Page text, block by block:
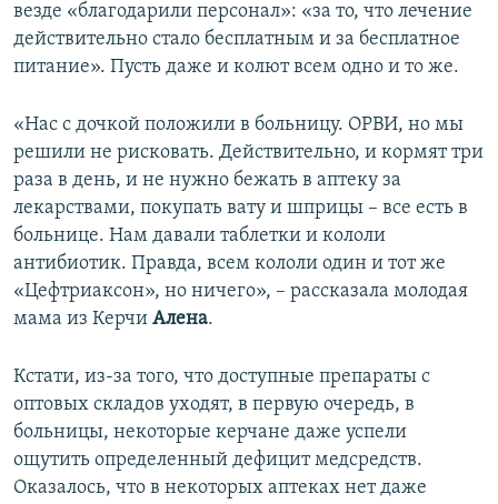
везде «благодарили персонал»: «за то, что лечение
действительно стало бесплатным и за бесплатное
питание». Пусть даже и колют всем одно и то же.
«Нас с дочкой положили в больницу. ОРВИ, но мы
решили не рисковать. Действительно, и кормят три
раза в день, и не нужно бежать в аптеку за
лекарствами, покупать вату и шприцы – все есть в
больнице. Нам давали таблетки и кололи
антибиотик. Правда, всем кололи один и тот же
«Цефтриаксон», но ничего», – рассказала молодая
мама из Керчи Алена.
Кстати, из-за того, что доступные препараты с
оптовых складов уходят, в первую очередь, в
больницы, некоторые керчане даже успели
ощутить определенный дефицит медсредств.
Оказалось, что в некоторых аптеках нет даже